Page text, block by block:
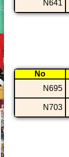
N641
No
N695
N703